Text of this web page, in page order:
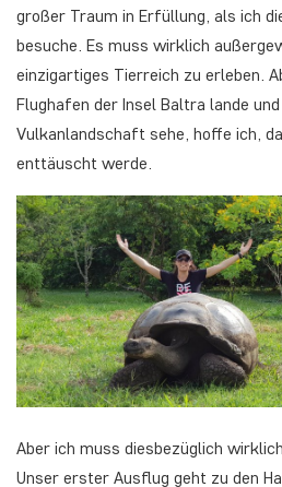
großer Traum in Erfüllung, als ich
besuche. Es muss wirklich
einzigartiges Tierreich zu erleben.
Flughafen der Insel Baltra lande
Vulkanlandschaft sehe, hoffe ich,
enttäuscht werde.
Aber ich muss diesbezüglich
Unser erster Ausflug geht zu den